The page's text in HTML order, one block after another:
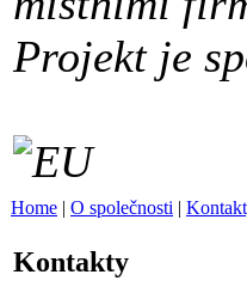
Projekt je
Home | O společnosti |
Kontakty